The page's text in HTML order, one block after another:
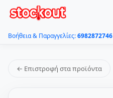
Βοήθεια & Παραγγελίες:6982872746
← Επιστροφή στα προϊόντα